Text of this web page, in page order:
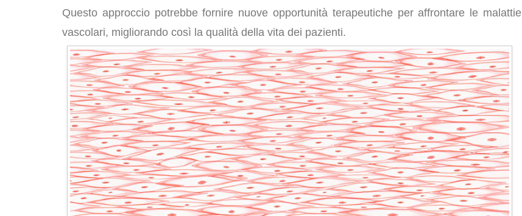
Questo approccio potrebbe fornire nuove opportunità terapeutiche per affrontare le malattie
vascolari, migliorando così la qualità della vita dei pazienti.